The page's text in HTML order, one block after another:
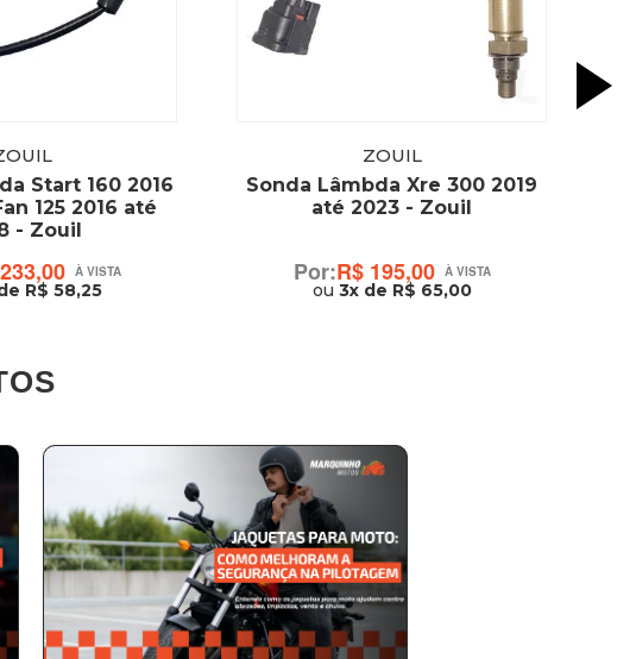
Start 160 2016
125 2016 até
- Zouil
R$ 58,25
ZOUIL
Sonda Lâmbda Xre 300 2019
até 2023 - Zouil
R$ 195,00
ou 3x de R$ 65,00